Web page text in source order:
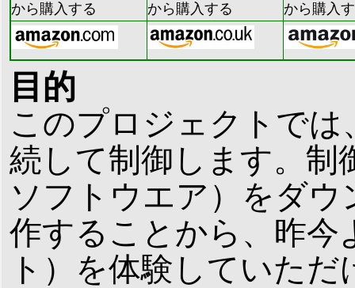
から購入する
から購入する
から購入
目的
このプロジェクトで
続して制御します。制
ソフトウエア）をダ
作することから、昨今
ト）を体験していただ